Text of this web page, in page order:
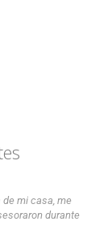
mi casa, me
durante